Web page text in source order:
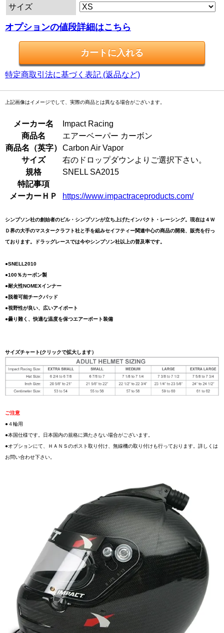
サイズ
オプションの値段詳細はこちら
特定商取引法に基づく表記 (返品など)
上記画像はイメージでして、実際の商品とは異なる場合がございます。
メーカー名
Impact Racing
商品名
エアーベーパー カーボン
商品名（英字）
Carbon Air Vapor
サイズ
右のドロップダウンよりご選択下さい。
規格
SNELL SA2015
特記事項
メーカーＨＰ
https://www.impactraceproducts.com/
シンプソン社の創始者のビル・シンプソンが立ち上げたインパクト・レーシング。現在は４Ｗ
Ｄ界の大手のマスタークラフト社と手を組みセイフティー関連中心の商品の開発、販売を行っ
ております。ドラッグレースでは今やシンプソン社以上の普及率です。
●SNELL2010
●100％カーボン製
●耐火性NOMEXインナー
●脱着可能チークパッド
●視野性が良い、広いアイポート
●曇り難く、快適な温度を保つエアーポート装備
サイズチャート(クリックで拡大します）
ご注意
●４輪用
●本国仕様です。日本国内の規格に満たさない場合がございます。
●オプションにて、ＨＡＮＳのポスト取り付け、無線機の取り付けも行っております。詳しくは
お問い合わせ下さい。